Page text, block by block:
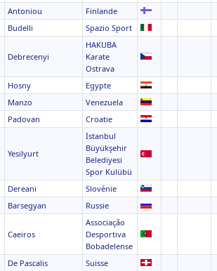
Antoniou
Finlande
Budelli Spazio Sport
Debrecenyi
HAKUBA
Karate
Ostrava
Hosny
Egypte
Manzo
Venezuela
Padovan Croatie
Yesilyurt
İstanbul
Büyükşehir
Belediyesi
Spor Kulübü
Dereani
Slovénie
Barsegyan Russie
Caeiros
Associação
Desportiva
Bobadelense
De Pascalis
Suisse